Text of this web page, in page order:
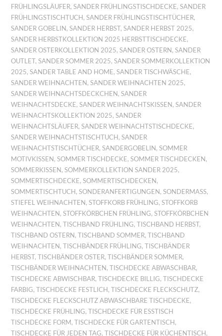
FRÜHLINGSLÄUFER,SANDER FRÜHLINGSTISCHDECKE,SANDER
FRÜHLINGSTISCHTUCH,SANDER FRÜHLINGSTISCHTÜCHER,
SANDER GOBELIN,SANDER HERBST,SANDER HERBST 2025,
SANDER HERBSTKOLLEKTION 2025 HERBSTTISCHDECKE,
SANDER OSTERKOLLEKTION 2025,SANDER OSTERN,SANDER
OUTLET,SANDER SOMMER 2025,SANDER SOMMERKOLLEKTION
2025,SANDER TABLE AND HOME,SANDER TISCHWÄSCHE,
SANDER WEIHNACHTEN,SANDER WEIHNACHTEN 2025,
SANDER WEIHNACHTSDECKCHEN,SANDER
WEIHNACHTSDECKE,SANDER WEIHNACHTSKISSEN,SANDER
WEIHNACHTSKOLLEKTION 2025,SANDER
WEIHNACHTSLÄUFER,SANDER WEIHNACHTSTISCHDECKE,
SANDER WEIHNACHTSTISCHTUCH,SANDER
WEIHNACHTSTISCHTÜCHER,SANDERGOBELIN,SOMMER
MOTIVKISSEN,SOMMER TISCHDECKE,SOMMER TISCHDECKEN,
SOMMERKISSEN,SOMMERKOLLEKTION SANDER 2025,
SOMMERTISCHDECKE,SOMMERTISCHDECKEN,
SOMMERTISCHTUCH,SONDERANFERTIGUNGEN,SONDERMASS ,
STIEFEL WEIHNACHTEN,STOFFKORB FRÜHLING,STOFFKORB
WEIHNACHTEN,STOFFKÖRBCHEN FRÜHLING,STOFFKÖRBCHEN
WEIHNACHTEN,TISCHBAND FRÜHLING,TISCHBAND HERBST,
TISCHBAND OSTERN,TISCHBAND SOMMER,TISCHBAND
WEIHNACHTEN,TISCHBÄNDER FRÜHLING,TISCHBÄNDER
HERBST,TISCHBÄNDER OSTER,TISCHBÄNDER SOMMER,
TISCHBÄNDER WEIHNACHTEN,TISCHDECKE ABWASCHBAR,
TISCHDECKE ABWISCHBAR,TISCHDECKE BILLIG,TISCHDECKE
FARBIG,TISCHDECKE FESTLICH,TISCHDECKE FLECKSCHUTZ,
TISCHDECKE FLECKSCHUTZ ABWASCHBARE TISCHDECKE,
TISCHDECKE FRÜHLING,TISCHDECKE FÜR ESSTISCH
TISCHDECKE FORM,TISCHDECKE FÜR GARTENTISCH,
TISCHDECKE FÜR JEDEN TAG,TISCHDECKE FÜR KÜCHENTISCH,